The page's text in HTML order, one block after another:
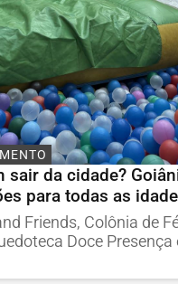
sair da cidade?
para todas as
Friends, Colônia de
Doce Presença